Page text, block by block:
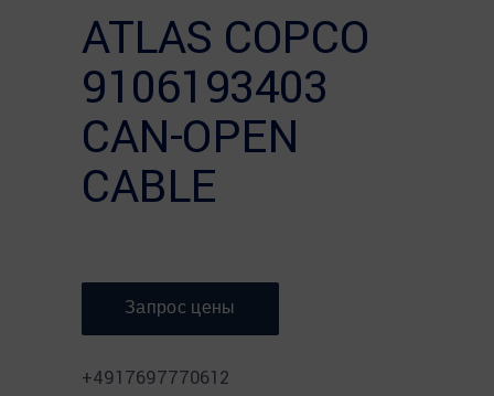
ATLAS COPCO
9106193403
CAN-OPEN
CABLE
Запрос цены
+4917697770612